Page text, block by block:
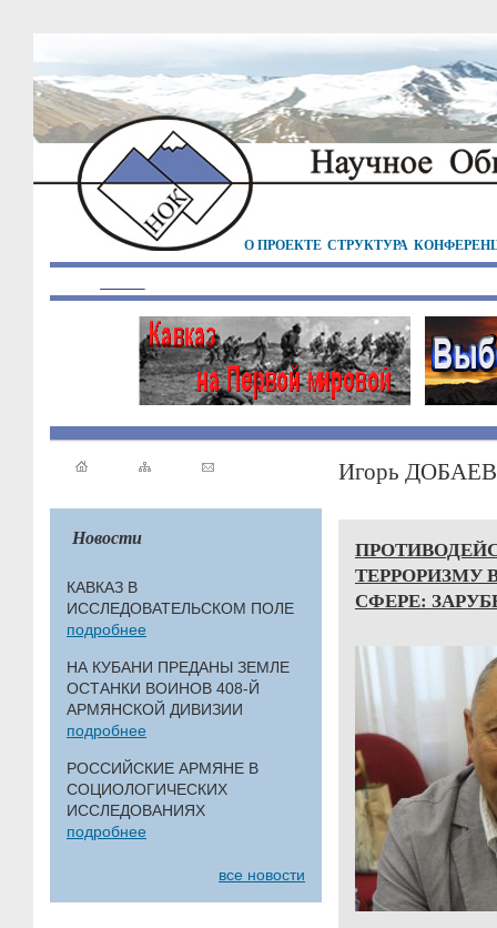
О ПРОЕКТЕ СТРУКТУРА
Новости
КАВКАЗ В
ИССЛЕДОВАТЕЛЬСКОМ ПОЛЕ
подробнее
НА КУБАНИ ПРЕДАНЫ ЗЕМЛЕ
ОСТАНКИ ВОИНОВ 408-Й
АРМЯНСКОЙ ДИВИЗИИ
подробнее
РОССИЙСКИЕ АРМЯНЕ В
СОЦИОЛОГИЧЕСКИХ
ИССЛЕДОВАНИЯХ
подробнее
все новости
Игорь ДОБАЕВ
ТЕРРОРИЗМУ
СФЕРЕ: